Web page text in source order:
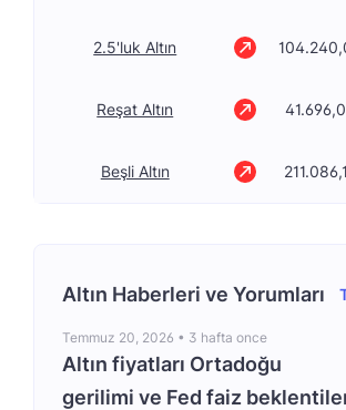
2.5'luk Altın
Reşat Altın
Beşli Altın
Altın Haberleri ve Yorumları
Temmuz 20, 2026 • 3 hafta once
Altın fiyatları Ortadoğu
gerilimi ve Fed faiz